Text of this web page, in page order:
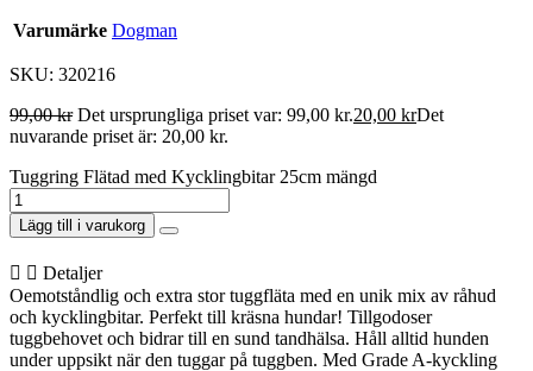
Varumärke Dogman
SKU: 320216
99,00kr Det ursprungliga priset var: 99,00 kr.20,00 krDet
nuvarande priset är: 20,00 kr.
Tuggring Flätad med Kycklingbitar 25cm mängd
Lägg till i varukorg
Detaljer
Oemotståndlig och extra stor tuggfläta med en unik mix av råhud
och kycklingbitar. Perfekt till kräsna hundar! Tillgodoser
tuggbehovet och bidrar till en sund tandhälsa. Håll alltid hunden
under uppsikt när den tuggar på tuggben. Med Grade A-kyckling